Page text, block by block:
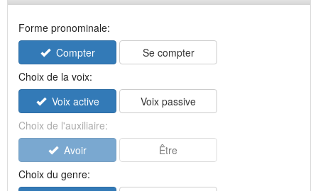
Forme pronominale:
Compter
Se compter
Choix de la voix:
Voix active
Voix passive
Choix de l'auxiliaire:
Avoir
Être
Choix du genre: